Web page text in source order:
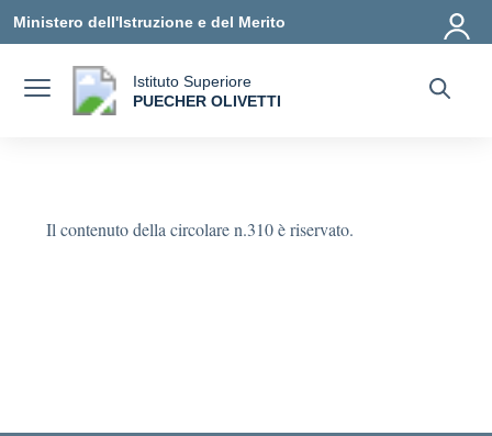
Ministero dell'Istruzione e del Merito
Istituto Superiore
PUECHER OLIVETTI
Il contenuto della circolare n.310 è riservato.